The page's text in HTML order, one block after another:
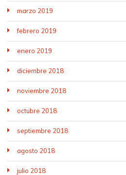
marzo 2019
febrero 2019
enero 2019
diciembre 2018
noviembre 2018
octubre 2018
septiembre 2018
agosto 2018
julio 2018